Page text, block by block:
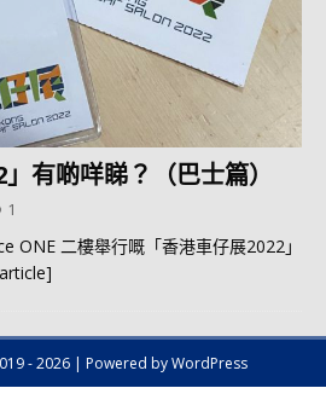
有啲咩睇？（巴士篇）
1
ONE 二樓舉行嘅「香港車仔展2022」
- 2026 | Powered by WordPress